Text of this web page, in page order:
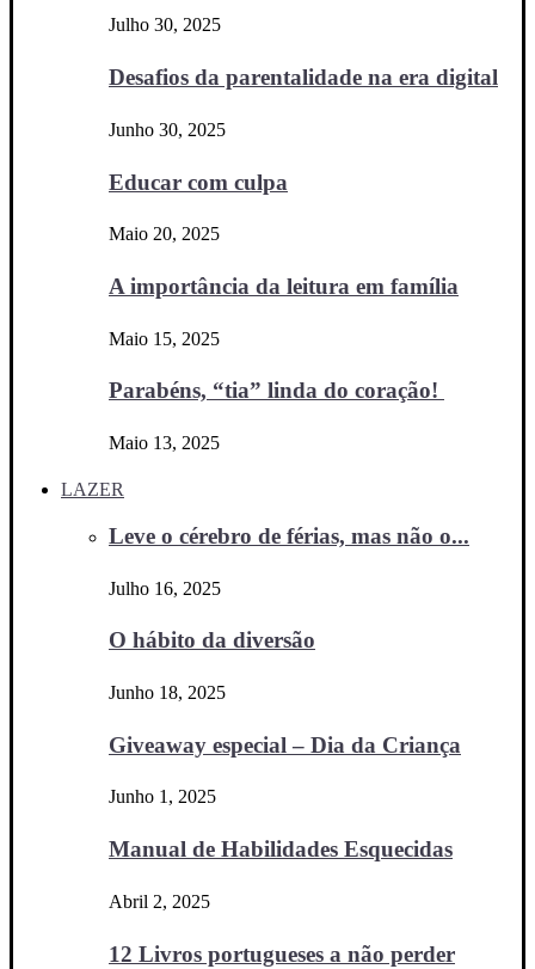
Julho 30, 2025
Desafios da parentalidade na era digital
Junho 30, 2025
Educar com culpa
Maio 20, 2025
A importância da leitura em família
Maio 15, 2025
Parabéns, “tia” linda do coração!
Maio 13, 2025
LAZER
Leve o cérebro de férias, mas não o...
Julho 16, 2025
O hábito da diversão
Junho 18, 2025
Giveaway especial – Dia da Criança
Junho 1, 2025
Manual de Habilidades Esquecidas
Abril 2, 2025
12 Livros portugueses a não perder